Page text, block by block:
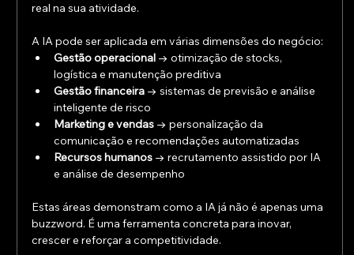
real na sua atividade.
A IA pode ser aplicada em várias dimensões do negócio:
Gestão operacional → otimização de stocks,
logística e manutenção preditiva
Gestão financeira → sistemas de previsão e análise
inteligente de risco
Marketing e vendas → personalização da
comunicação e recomendações automatizadas
Recursos humanos → recrutamento assistido por IA
e análise de desempenho
Estas áreas demonstram como a IA já não é apenas uma
buzzword. É uma ferramenta concreta para inovar,
crescer e reforçar a competitividade.